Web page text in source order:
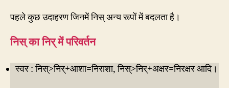
पहले कुछ उदाहरण जिनमें निस् अन्य रूपों में बदलता है।
निस् का निर् में परिवर्तन
स्वर : निस्>निर्+आशा=निराशा, निस्>निर्+अक्षर=निरक्षर आदि।